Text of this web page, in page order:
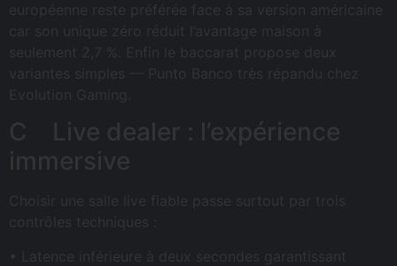
européenne reste préférée face à sa version américaine
car son unique zéro réduit l’avantage maison à
seulement 2,7 %. Enfin le baccarat propose deux
variantes simples — Punto Banco très répandu chez
Evolution Gaming.
C Live dealer : l’expérience
immersive
Choisir une salle live fiable passe surtout par trois
contrôles techniques :
• Latence inférieure à deux secondes garantissant